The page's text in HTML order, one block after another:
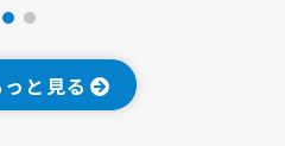
と見る